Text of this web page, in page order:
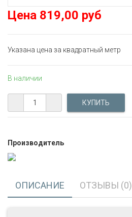
Цена 819,00 руб
Указана цена за квадратный метр
В наличии
Производитель
ОПИСАНИЕ ОТЗЫВЫ (0)